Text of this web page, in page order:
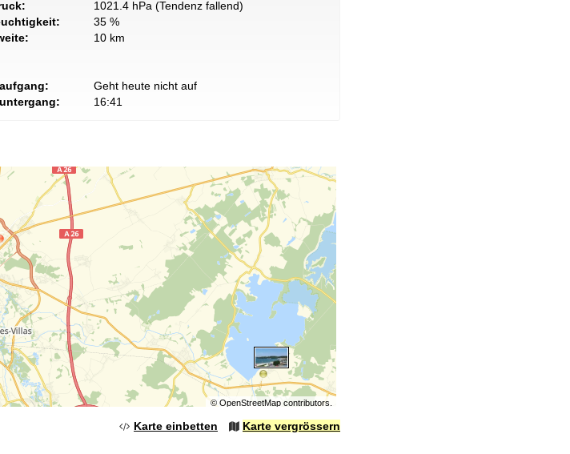
1021.4 hPa (Tendenz fallend)
35 %
10 km
Geht heute nicht auf
16:41
© OpenStreetMapcontributors.
Karte einbetten Karte vergrössern